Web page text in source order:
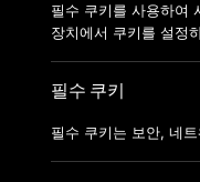
필수 쿠키를 사용하여
장치에서 쿠키를 설정
필수 쿠키
필수 쿠키는 보안, 네